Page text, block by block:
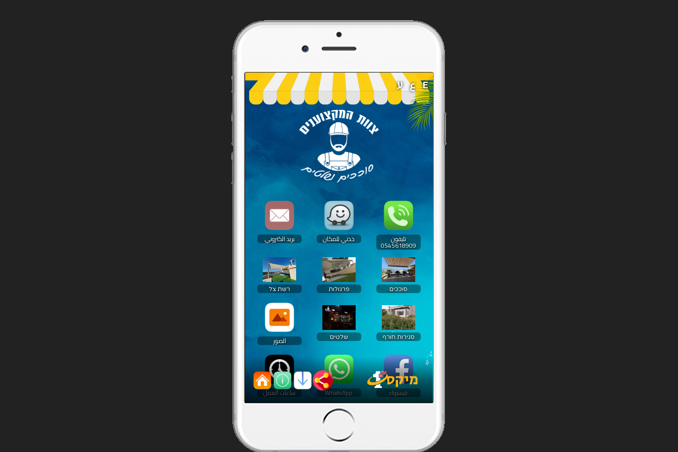
E ع ע
تليفون
0545618909
خذني للمكان بريد الكتروني
סוככים פרגולות רשת צל
סגירות חורף שלטים الصور
فيسبوك WhatsApp ساعات العمل